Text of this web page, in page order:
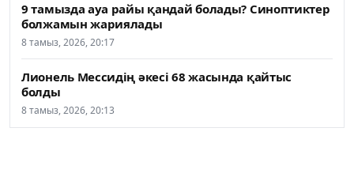
9 тамызда ауа райы қандай болады? Синоптиктер
болжамын жариялады
8 тамыз, 2026, 20:17
Лионель Мессидің әкесі 68 жасында қайтыс
болды
8 тамыз, 2026, 20:13